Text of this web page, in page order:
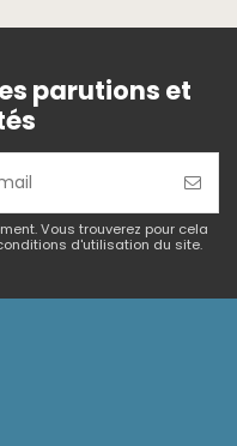
parutions et
Vous trouverez pour cela
d'utilisation du site.